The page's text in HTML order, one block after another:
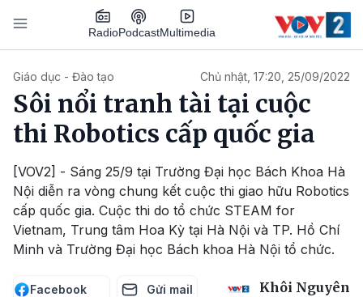
Nhảy đến nội dung
RadioPodcastMultimedia
Giáo dục - Đào tạo Chủ nhật, 17:20, 25/09/2022
Sôi nổi tranh tài tại cuộc
thi Robotics cấp quốc gia
[VOV2] - Sáng 25/9 tại Trường Đại học Bách Khoa Hà
Nội diễn ra vòng chung kết cuộc thi giao hữu Robotics
cấp quốc gia. Cuộc thi do tổ chức STEAM for
Vietnam, Trung tâm Hoa Kỳ tại Hà Nội và TP. Hồ Chí
Minh và Trường Đại học Bách khoa Hà Nội tổ chức.
Facebook Gửi mail Khôi Nguyên